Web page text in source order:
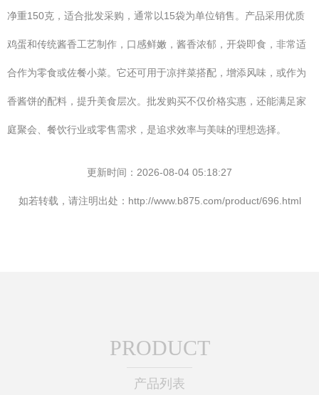
净重150克，适合批发采购，通常以15袋为单位销售。产品采用优质
鸡蛋和传统酱香工艺制作，口感鲜嫩，酱香浓郁，开袋即食，非常适
合作为零食或佐餐小菜。它还可用于凉拌菜搭配，增添风味，或作为
香酱饼的配料，提升美食层次。批发购买不仅价格实惠，还能满足家
庭聚会、餐饮行业或零售需求，是追求效率与美味的理想选择。
更新时间：2026-08-04 05:18:27
如若转载，请注明出处：http://www.b875.com/product/696.html
PRODUCT
产品列表